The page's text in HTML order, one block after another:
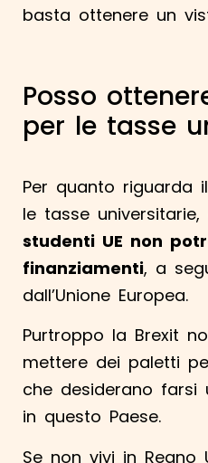
basta ottenere un
Posso
per le tasse
Per quanto riguarda
le tasse
studenti UE non
finanziamenti, a
dall’Unione Europea.
Purtroppo la Brexit
mettere dei paletti
che desiderano farsi
in questo Paese.
Se non vivi in Regno